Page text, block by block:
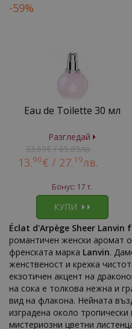
-59%
Eau de Toilette 30 мл
Разгледай
33.69€ / 65.89лв.
13.90€ / 27.19лв.
Бонус: 17 т.
КУПИ
Éclat d'Arpège Sheer Lanvin
романтичен женски аромат
френската марка Lanvin.
женственост и крехка
екзотичен акцент на
на сока е толкова нежна и
вид на флакона. Нейната
изградена около
мистериозни цветни